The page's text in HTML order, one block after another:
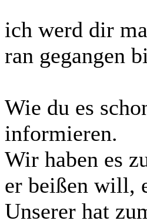
ich werd dir
ran gegangen
Wie du es
informieren.
Wir haben es
er beißen will,
Unserer hat